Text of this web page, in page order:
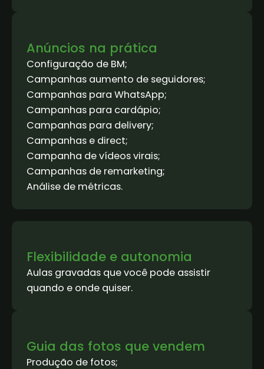
Anúncios na prática
Configuração de BM;
Campanhas aumento de seguidores;
Campanhas para WhatsApp;
Campanhas para cardápio;
Campanhas para delivery;
Campanhas e direct;
Campanha de vídeos virais;
Campanhas de remarketing;
Análise de métricas.
Flexibilidade e autonomia
Aulas gravadas que você pode assistir
quando e onde quiser.
Guia das fotos que vendem
Produção de fotos;